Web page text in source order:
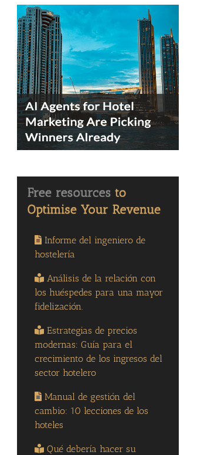
Informe del ingeniero de
hostelería
Análisis de la relación con
los huéspedes para una mayor
fidelización.
Estrategias de precios
modernas: Guía para el
crecimiento de los ingresos del
sector hotelero
Manual de gestión del
cambio: 10 lecciones de los
hoteles
Qué debería hacer su